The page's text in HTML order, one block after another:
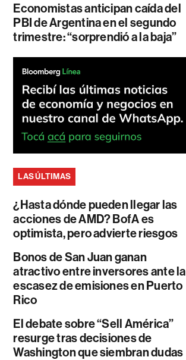
Economistas anticipan caída del
PBI de Argentina en el segundo
trimestre: “sorprendió a la baja”
LAS ÚLTIMAS
¿Hasta dónde pueden llegar las
acciones de AMD? BofA es
optimista, pero advierte riesgos
Bonos de San Juan ganan
atractivo entre inversores ante la
escasez de emisiones en Puerto
Rico
El debate sobre “Sell América”
resurge tras decisiones de
Washington que siembran dudas